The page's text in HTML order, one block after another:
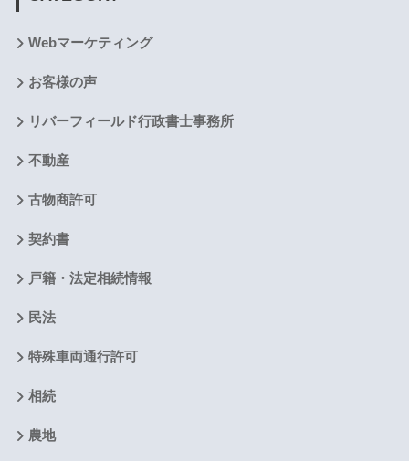
Webマーケティング
お客様の声
リバーフィールド行政書士事務所
不動産
古物商許可
契約書
戸籍・法定相続情報
民法
特殊車両通行許可
相続
農地